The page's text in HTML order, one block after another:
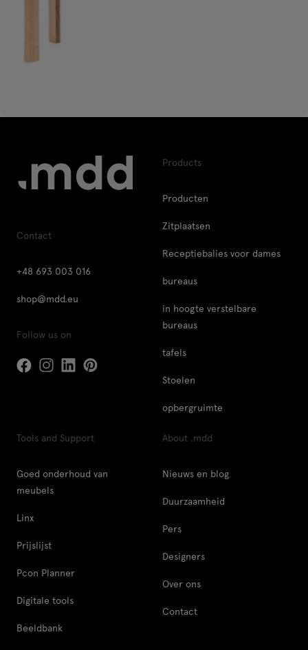
Contact
+48 693 003 016
shop@mdd.eu
Follow us on
Products
Producten
Zitplaatsen
Receptiebalies voor dames
bureaus
in hoogte verstelbare
bureaus
tafels
Stoelen
opbergruimte
Tools and Support
Goed onderhoud van
meubels
Linx
Prijslijst
Pcon Planner
Digitale tools
Beeldbank
About .mdd
Nieuws en blog
Duurzaamheid
Pers
Designers
Over ons
Contact